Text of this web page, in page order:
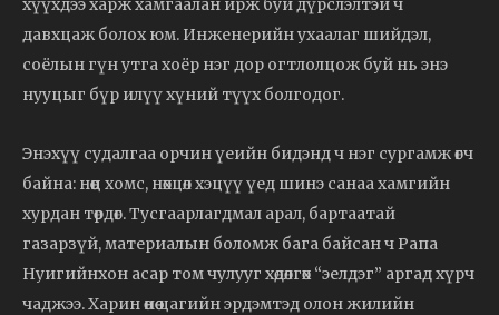
давхцаж болох юм. Инженерийн ухаалаг шийдэл,
соёлын гүн утга хоёр нэг дор огтлолцож буй нь энэ
нууцыг бүр илүү хүний түүх болгодог.
Энэхүү судалгаа орчин үеийн бидэнд ч нэг сургамж өгч
байна: нөөц хомс, нөхцөл хэцүү үед шинэ санаа хамгийн
хурдан төрдөг. Тусгаарлагдмал арал, бартаатай
газарзүй, материалын боломж бага байсан ч Рапа
Нуигийнхон асар том чулууг хөдөлгөх “эелдэг” аргад хүрч
чаджээ. Харин өнөө цагийн эрдэмтэд олон жилийн